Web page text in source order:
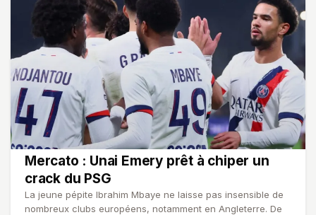
Mercato : Unai Emery prêt à chiper un
crack du PSG
La jeune pépite Ibrahim Mbaye ne laisse pas insensible de
nombreux clubs européens, notamment en Angleterre. De